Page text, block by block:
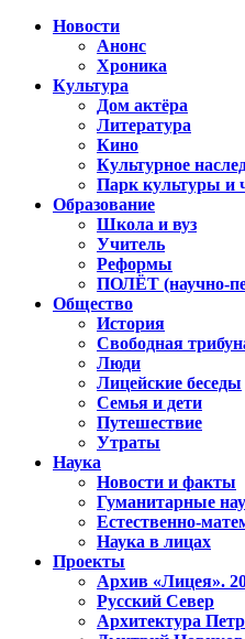
Новости
Анонс
Хроника
Культура
Дом актёра
Литература
Кино
Культурное
Парк культуры и
Образование
Школа и вуз
Учитель
Реформы
ПОЛЁТ (научно-
Общество
История
Свободная
Люди
Лицейские беседы
Семья и дети
Путешествие
Утраты
Наука
Новости и факты
Гуманитарные
Естественно-
Наука в лицах
Проекты
Архив «Лицея».
Русский Север
Архитектура